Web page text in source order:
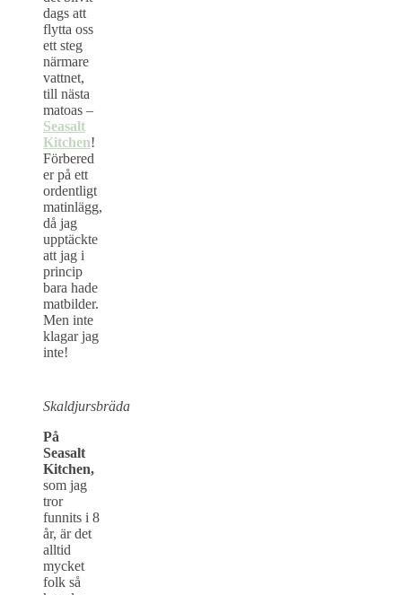
dags att
flytta oss
ett steg
närmare
vattnet,
till nästa
matoas –
Seasalt
Kitchen!
Förbered
er på ett
ordentligt
matinlägg,
då jag
upptäckte
att jag i
princip
bara hade
matbilder.
Men inte
klagar jag
inte!
Skaldjursbräda
På
Seasalt
Kitchen,
som jag
tror
funnits i 8
år, är det
alltid
mycket
folk så